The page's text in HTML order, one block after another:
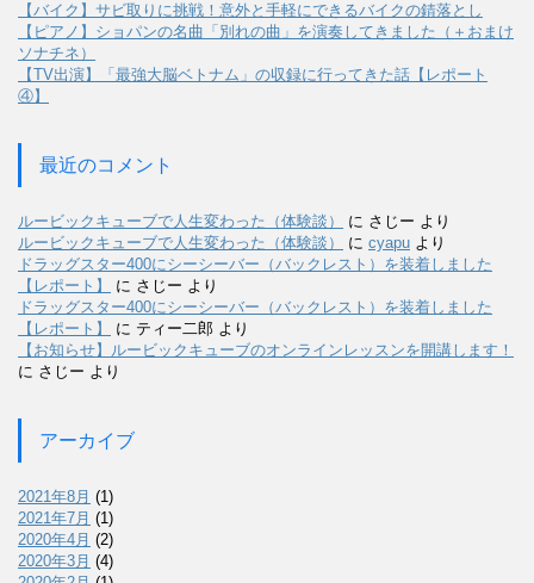
【バイク】サビ取りに挑戦！意外と手軽にできるバイクの錆落とし
【ピアノ】ショパンの名曲「別れの曲」を演奏してきました（＋おまけ
ソナチネ）
【TV出演】「最強大脳ベトナム」の収録に行ってきた話【レポート
④】
最近のコメント
ルービックキューブで人生変わった（体験談） に さじー より
ルービックキューブで人生変わった（体験談）
に cyapu より
ドラッグスター400にシーシーバー（バックレスト）を装着しました
【レポート】
に さじー より
ドラッグスター400にシーシーバー（バックレスト）を装着しました
【レポート】
に ティー二郎 より
【お知らせ】ルービックキューブのオンラインレッスンを開講します！
に さじー より
アーカイブ
2021年8月 (1)
2021年7月 (1)
2020年4月 (2)
2020年3月 (4)